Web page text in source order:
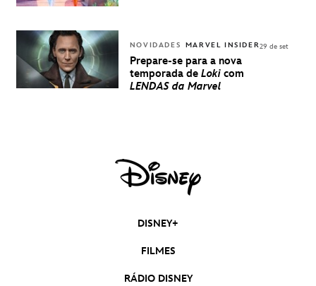
NOVIDADES MARVEL INSIDER
Prepare-se para a nova
temporada de Loki com
LENDAS da Marvel
29 de set
DISNEY+
FILMES
RÁDIO DISNEY